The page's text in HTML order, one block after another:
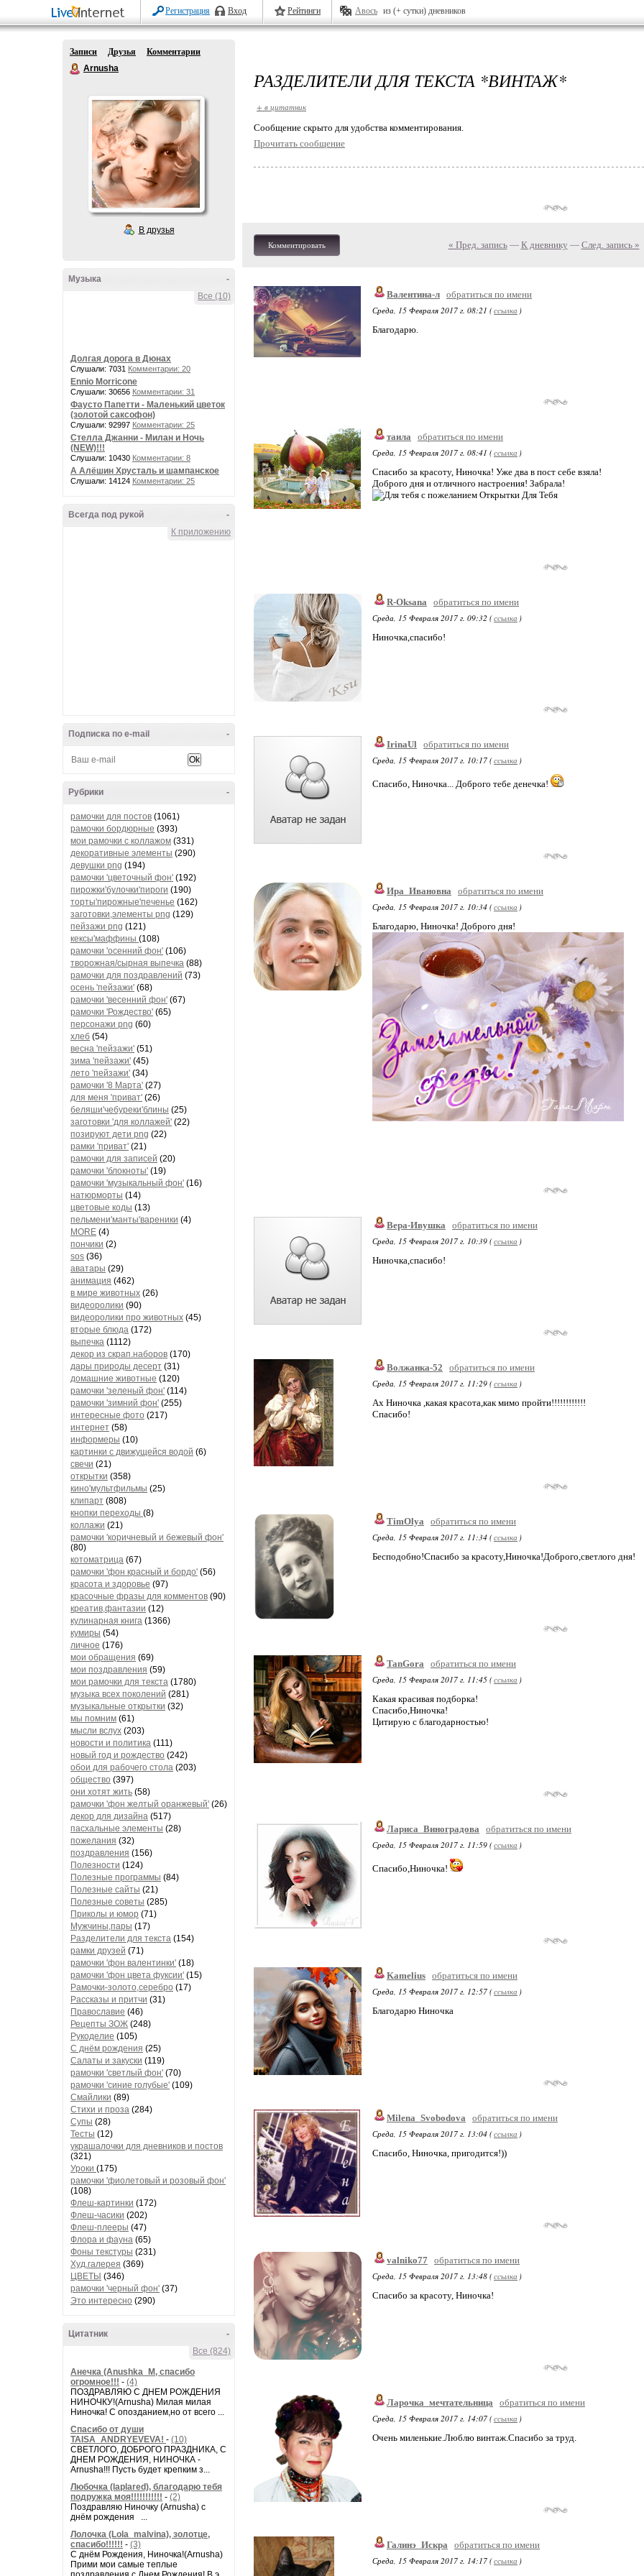
Регистрация Вход Рейтинги Авось из (+ сутки) дневников
Записи Друзья
Комментарии
Arnusha
В друзья
-
Музыка
Все (10)
Долгая дорога в Дюнах
Слушали: 7031 Комментарии: 20
Ennio Morricone
Слушали: 30656 Комментарии: 31
Фаусто Папетти - Маленький цветок
(золотой саксофон)
Слушали: 92997 Комментарии: 25
Стелла Джанни - Милан и Ночь
(NEW)!!!
Слушали: 10430 Комментарии: 8
А Алёшин Хрусталь и шампанское
Слушали: 14124 Комментарии: 25
-
Всегда под рукой
К приложению
-
Подписка по e-mail
-
Рубрики
рамочки для постов (1061)
рамочки бордюрные (393)
мои рамочки с коллажом (331)
декоративные элементы (290)
девушки png (194)
рамочки 'цветочный фон' (192)
пирожки'булочки'пироги (190)
торты'пирожные'печенье (162)
заготовки,элементы png (129)
пейзажи png (121)
кексы'маффины (108)
рамочки 'осенний фон' (106)
творожная/сырная выпечка (88)
рамочки для поздравлений (73)
осень 'пейзажи' (68)
рамочки 'весенний фон' (67)
рамочки 'Рождество' (65)
персонажи png (60)
хлеб (54)
весна 'пейзажи' (51)
зима 'пейзажи' (45)
лето 'пейзажи' (34)
рамочки '8 Марта' (27)
для меня 'приват' (26)
беляши'чебуреки'блины (25)
заготовки 'для коллажей' (22)
позируют дети png (22)
рамки 'приват' (21)
рамочки для записей (20)
рамочки 'блокноты' (19)
рамочки 'музыкальный фон' (16)
натюрморты (14)
цветовые коды (13)
пельмени'манты'вареники (4)
MORE (4)
пончики (2)
sos (36)
аватары (29)
анимация (462)
в мире животных (26)
видеоролики (90)
видеоролики про животных (45)
вторые блюда (172)
выпечка (1112)
декор из скрап.наборов (170)
дары природы десерт (31)
домашние животные (120)
рамочки 'зеленый фон' (114)
рамочки 'зимний фон' (255)
интересные фото (217)
интернет (58)
информеры (10)
картинки с движущейся водой (6)
свечи (21)
открытки (358)
кино'мультфильмы (25)
клипарт (808)
кнопки переходы (8)
коллажи (21)
рамочки 'коричневый и бежевый фон'
(80)
котоматрица (67)
рамочки 'фон красный и бордо' (56)
красота и здоровье (97)
красочные фразы для комментов (90)
креатив,фантазии (12)
кулинарная книга (1366)
кумиры (54)
личное (176)
мои обращения (69)
мои поздравления (59)
мои рамочки для текста (1780)
музыка всех поколений (281)
музыкальные открытки (32)
мы помним (61)
мысли вслух (203)
новости и политика (111)
новый год и рождество (242)
обои для рабочего стола (203)
общество (397)
они хотят жить (58)
рамочки 'фон желтый оранжевый' (26)
декор для дизайна (517)
пасхальные элементы (28)
пожелания (32)
поздравления (156)
Полезности (124)
Полезные программы (84)
Полезные сайты (21)
Полезные советы (285)
Приколы и юмор (71)
Мужчины,пары (17)
Разделители для текста (154)
рамки друзей (71)
рамочки 'фон валентинки' (18)
рамочки 'фон цвета фуксии' (15)
Рамочки-золото,серебро (17)
Рассказы и притчи (31)
Православие (46)
Рецепты ЗОЖ (248)
Рукоделие (105)
С днём рождения (25)
Салаты и закуски (119)
рамочки 'светлый фон' (70)
рамочки 'синие голубые' (109)
Смайлики (89)
Стихи и проза (284)
Супы (28)
Тесты (12)
украшалочки для дневников и постов
(321)
Уроки (175)
рамочки 'фиолетовый и розовый фон'
(108)
Флеш-картинки (172)
Флеш-часики (202)
Флеш-плееры (47)
Флора и фауна (65)
Фоны текстуры (231)
Худ.галерея (369)
ЦВЕТЫ (346)
рамочки 'черный фон' (37)
Это интересно (290)
-
Цитатник
Все (824)
Анечка (Anushka_M, спасибо
огромное!!! - (4)
ПОЗДРАВЛЯЮ С ДНЕМ РОЖДЕНИЯ
НИНОЧКУ!(Arnusha) Милая милая
Ниночка! С опозданием,но от всего ...
Спасибо от души
TAISA_ANDRYEVEVA! - (10)
СВЕТЛОГО, ДОБРОГО ПРАЗДНИКА, С
ДНЕМ РОЖДЕНИЯ, НИНОЧКА -
Arnusha!!! Пусть будет крепким з...
Любочка (laplared), благодарю тебя
подружка моя!!!!!!!!!!! - (2)
Поздравляю Ниночку (Arnusha) с
днём рождения ...
Лолочка (Lola_malvina), золотце,
спасибо!!!!!! - (3)
С днём Рождения, Ниночка!(Аrnusha)
Прими мои самые теплые
РАЗДЕЛИТЕЛИ ДЛЯ ТЕКСТА *ВИНТАЖ*
+ в цитатник
Cообщение скрыто для удобства комментирования.
Прочитать сообщение
Комментировать « Пред. запись— К дневнику — След. запись »
Валентина-л обратиться по имени
Среда, 15 Февраля 2017 г. 08:21 (ссылка )
Благодарю.
таила
обратиться по имени
Среда, 15 Февраля 2017 г. 08:41 (ссылка )
Спасибо за красоту, Ниночка! Уже два в пост себе взяла!
Доброго дня и отличного настроения! Забрала!
R-Oksana
обратиться по имени
Среда, 15 Февраля 2017 г. 09:32 (ссылка )
Ниночка,спасибо!
IrinaUl обратиться по имени
Среда, 15 Февраля 2017 г. 10:17 (ссылка )
Спасибо, Ниночка... Доброго тебе денечка!
Ира_Ивановна
обратиться по имени
Среда, 15 Февраля 2017 г. 10:34 (ссылка )
Благодарю, Ниночка! Доброго дня!
Вера-Ивушка
обратиться по имени
Среда, 15 Февраля 2017 г. 10:39 (ссылка )
Ниночка,спасибо!
Волжанка-52
обратиться по имени
Среда, 15 Февраля 2017 г. 11:29 (ссылка )
Ах Ниночка ,какая красота,как мимо пройти!!!!!!!!!!!!
Спасибо!
TimOlya
обратиться по имени
Среда, 15 Февраля 2017 г. 11:34 (ссылка )
Бесподобно!Спасибо за красоту,Ниночка!Доброго,светлого дня!
TanGora
обратиться по имени
Среда, 15 Февраля 2017 г. 11:45 (ссылка )
Какая красивая подборка!
Спасибо,Ниночка!
Цитирую с благодарностью!
Лариса_Виноградова
обратиться по имени
Среда, 15 Февраля 2017 г. 11:59 (ссылка )
Спасибо,Ниночка!
Kamelius обратиться по имени
Среда, 15 Февраля 2017 г. 12:57 (ссылка )
Благодарю Ниночка
Milena_Svobodova
обратиться по имени
Среда, 15 Февраля 2017 г. 13:04 (ссылка )
Спасибо, Ниночка, пригодится!))
valniko77
обратиться по имени
Среда, 15 Февраля 2017 г. 13:48 (ссылка )
Спасибо за красоту, Ниночка!
Ларочка_мечтательница
обратиться по имени
Среда, 15 Февраля 2017 г. 14:07 (ссылка )
Очень миленькие.Люблю винтаж.Спасибо за труд.
Галинэ_Искра
обратиться по имени
Среда, 15 Февраля 2017 г. 14:17 (ссылка )